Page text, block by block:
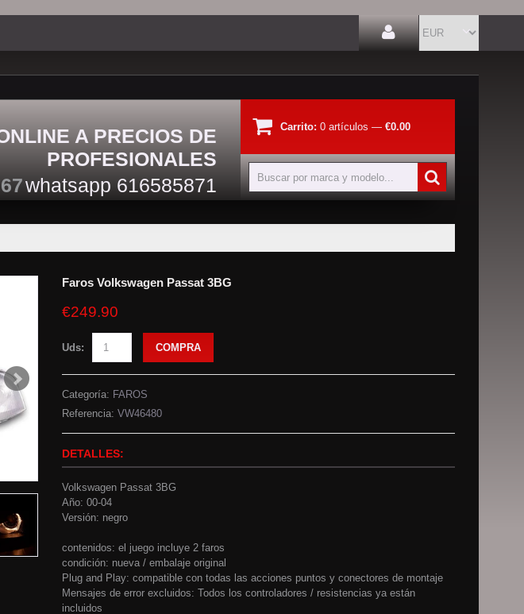
A PRECIOS DE
PROFESIONALES
whatsapp 616585871
Carrito: 0 artículos — €0.00
Faros Volkswagen Passat 3BG
€249.90
Uds: COMPRA
Categoría: FAROS
Referencia: VW46480
DETALLES:
Volkswagen Passat 3BG
Año: 00-04
Versión: negro
contenidos: el juego incluye 2 faros
condición: nueva / embalaje original
Plug and Play: compatible con todas las acciones puntos y conectores de montaje
Mensajes de error excluidos: Todos los controladores / resistencias ya están
incluidos